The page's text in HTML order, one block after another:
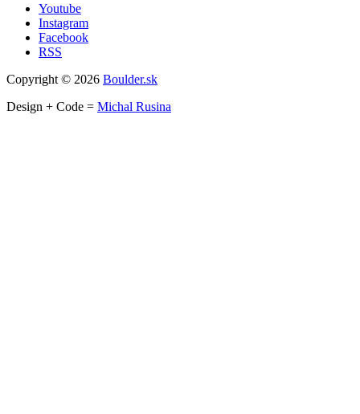
Youtube
Instagram
Facebook
RSS
Copyright © 2026 Boulder.sk
Design + Code = Michal Rusina